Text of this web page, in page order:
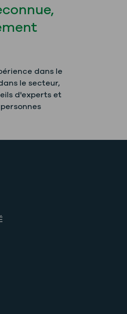
dans le
le secteur,
d'experts et